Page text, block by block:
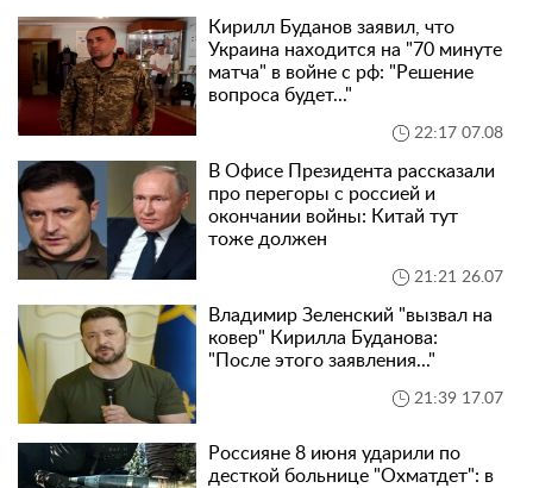
Кирилл Буданов заявил, что
Украина находится на "70 минуте
матча" в войне с рф: "Решение
вопроса будет..."
22:17 07.08
В Офисе Президента рассказали
про перегоры с россией и
окончании войны: Китай тут
тоже должен
21:21 26.07
Владимир Зеленский "вызвал на
ковер" Кирилла Буданова:
"После этого заявления..."
21:39 17.07
Россияне 8 июня ударили по
десткой больнице "Охматдет": в